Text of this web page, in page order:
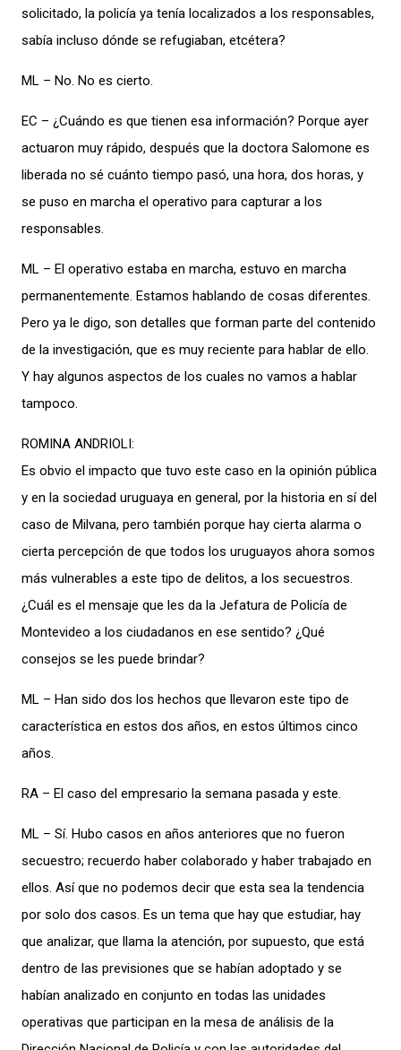
solicitado, la policía ya tenía localizados a los responsables,
sabía incluso dónde se refugiaban, etcétera?
ML – No. No es cierto.
EC – ¿Cuándo es que tienen esa información? Porque ayer
actuaron muy rápido, después que la doctora Salomone es
liberada no sé cuánto tiempo pasó, una hora, dos horas, y
se puso en marcha el operativo para capturar a los
responsables.
ML – El operativo estaba en marcha, estuvo en marcha
permanentemente. Estamos hablando de cosas diferentes.
Pero ya le digo, son detalles que forman parte del contenido
de la investigación, que es muy reciente para hablar de ello.
Y hay algunos aspectos de los cuales no vamos a hablar
tampoco.
ROMINA ANDRIOLI:
Es obvio el impacto que tuvo este caso en la opinión pública
y en la sociedad uruguaya en general, por la historia en sí del
caso de Milvana, pero también porque hay cierta alarma o
cierta percepción de que todos los uruguayos ahora somos
más vulnerables a este tipo de delitos, a los secuestros.
¿Cuál es el mensaje que les da la Jefatura de Policía de
Montevideo a los ciudadanos en ese sentido? ¿Qué
consejos se les puede brindar?
ML – Han sido dos los hechos que llevaron este tipo de
característica en estos dos años, en estos últimos cinco
años.
RA – El caso del empresario la semana pasada y este.
ML – Sí. Hubo casos en años anteriores que no fueron
secuestro; recuerdo haber colaborado y haber trabajado en
ellos. Así que no podemos decir que esta sea la tendencia
por solo dos casos. Es un tema que hay que estudiar, hay
que analizar, que llama la atención, por supuesto, que está
dentro de las previsiones que se habían adoptado y se
habían analizado en conjunto en todas las unidades
operativas que participan en la mesa de análisis de la